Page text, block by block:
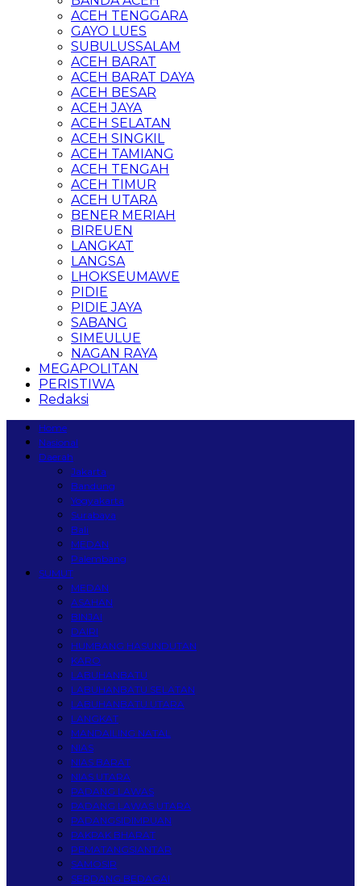
ACEH TENGGARA
GAYO LUES
SUBULUSSALAM
ACEH BARAT
ACEH BARAT DAYA
ACEH BESAR
ACEH JAYA
ACEH SELATAN
ACEH SINGKIL
ACEH TAMIANG
ACEH TENGAH
ACEH TIMUR
ACEH UTARA
BENER MERIAH
BIREUEN
LANGKAT
LANGSA
LHOKSEUMAWE
PIDIE
PIDIE JAYA
SABANG
SIMEULUE
NAGAN RAYA
MEGAPOLITAN
PERISTIWA
Redaksi
Home
Nasional
Daerah
Jakarta
Bandung
Yogyakarta
Surabaya
Bali
MEDAN
Palembang
SUMUT
MEDAN
ASAHAN
BINJAI
DAIRI
HUMBANG HASUNDUTAN
KARO
LABUHANBATU
LABUHANBATU SELATAN
LABUHANBATU UTARA
LANGKAT
MANDAILING NATAL
NIAS
NIAS BARAT
NIAS UTARA
PADANG LAWAS
PADANG LAWAS UTARA
PADANGSIDIMPUAN
PAKPAK BHARAT
PEMATANGSIANTAR
SAMOSIR
SERDANG BEDAGAI